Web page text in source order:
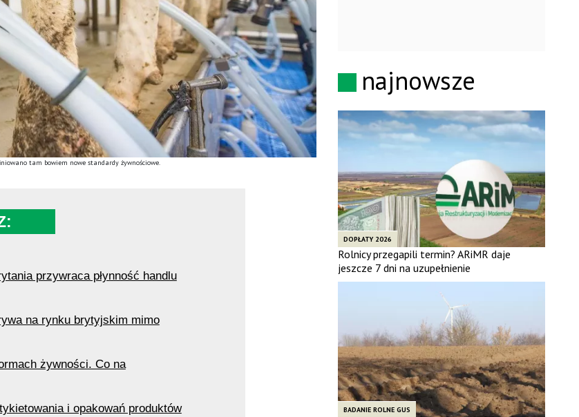
tam bowiem nowe standardy żywnościowe.
przywraca płynność handlu
na rynku brytyjskim mimo
żywności. Co na
i opakowań produktów
najnowsze
DOPŁATY 2026
Rolnicy przegapili termin? ARiMR daje
jeszcze 7 dni na uzupełnienie
BADANIE ROLNE GUS